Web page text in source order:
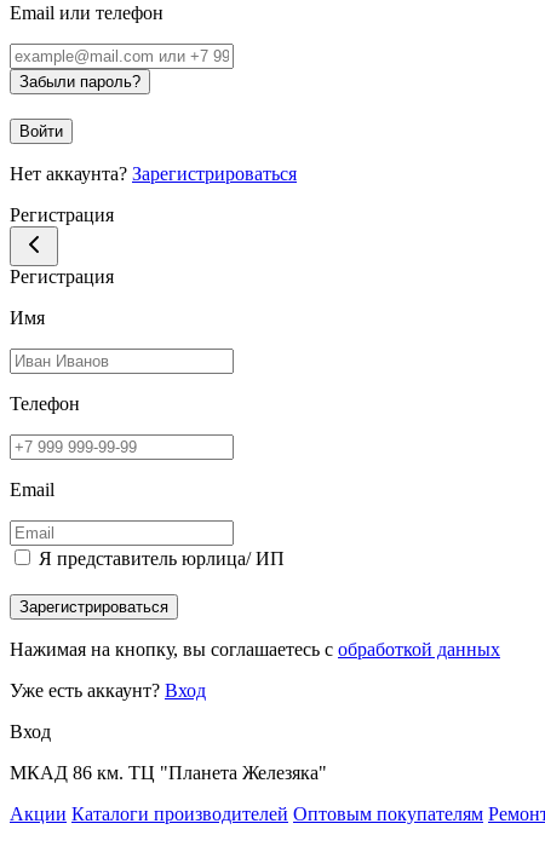
Email или телефон
Забыли пароль?
Войти
Нет аккаунта? Зарегистрироваться
Регистрация
Регистрация
Имя
Телефон
Email
Я представитель юрлица/ ИП
Зарегистрироваться
Нажимая на кнопку, вы соглашаетесь с обработкой данных
Уже есть аккаунт? Вход
Вход
МКАД 86 км. ТЦ "Планета Железяка"
Акции Каталоги производителей Оптовым покупателям